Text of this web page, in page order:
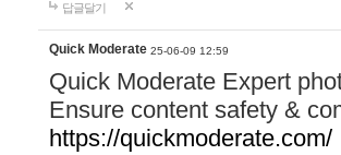
답글달기
Quick Moderate 25-06-09 12:59
Quick Moderate Expert
Ensure content safety &
https://quickmoderate.com/